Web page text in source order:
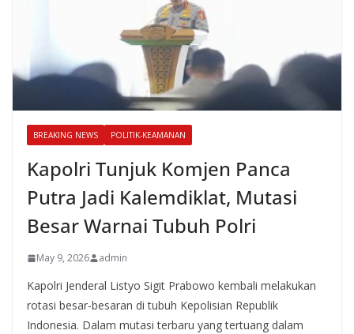
BREAKING NEWS POLITIK-KEAMANAN
Kapolri Tunjuk Komjen Panca
Putra Jadi Kalemdiklat, Mutasi
Besar Warnai Tubuh Polri
May 9, 2026 admin
Kapolri Jenderal Listyo Sigit Prabowo kembali melakukan
rotasi besar-besaran di tubuh Kepolisian Republik
Indonesia. Dalam mutasi terbaru yang tertuang dalam